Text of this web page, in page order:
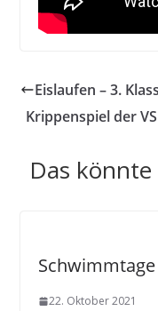
Eislaufen – 3.
Krippenspiel der
Das
22. Oktober 2021